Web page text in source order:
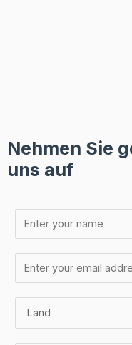
Nehmen Sie
uns auf
a
m
*
-
M
a